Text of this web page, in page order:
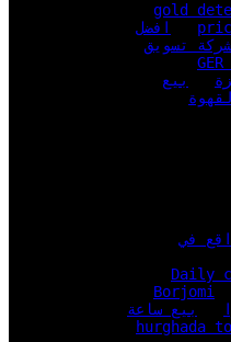
gold
افضل
تسويق
بيع
في
Daily
Borjomi
بيع ساعة
hurghada